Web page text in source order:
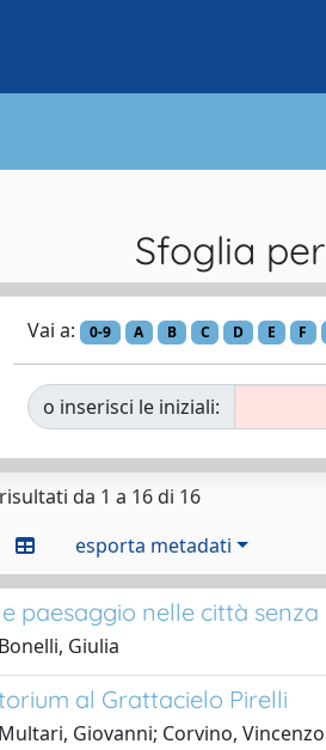
Sfoglia
Vai a: 0-9 A B C D E F
o inserisci le iniziali:
da 1 a 16 di 16
esporta metadati
paesaggio nelle città
Giulia
al Grattacielo Pirelli
Giovanni; Corvino, Vincenzo